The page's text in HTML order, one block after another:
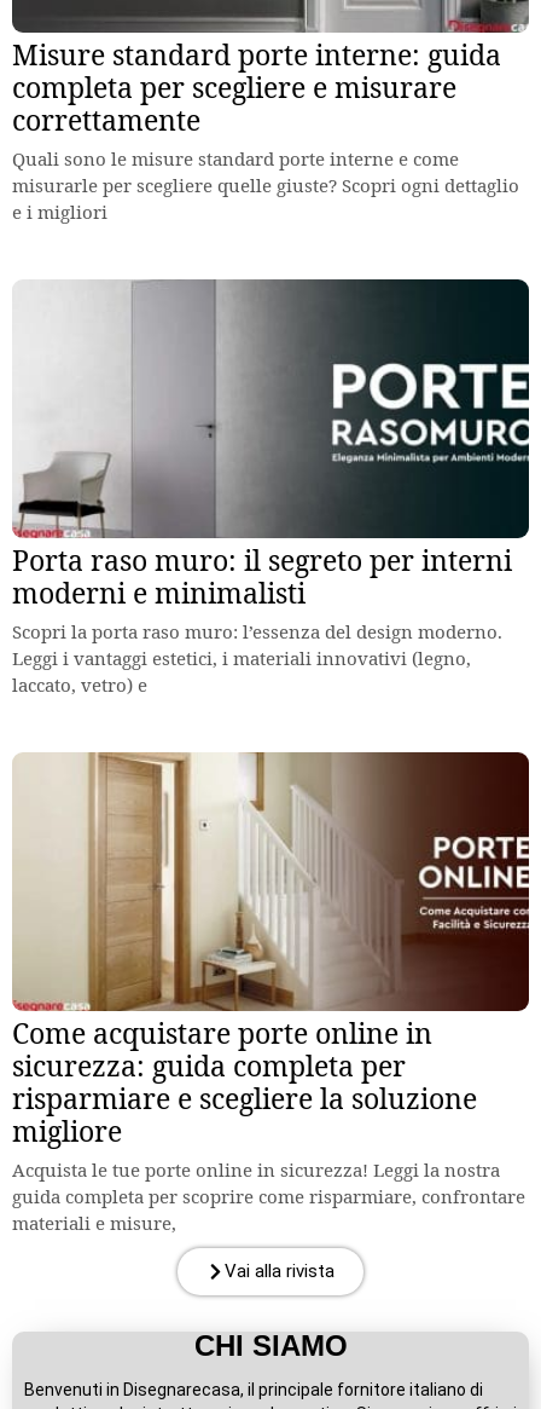
Misure standard porte interne: guida
completa per scegliere e misurare
correttamente
Quali sono le misure standard porte interne e come
misurarle per scegliere quelle giuste? Scopri ogni dettaglio
e i migliori
Porta raso muro: il segreto per interni
moderni e minimalisti
Scopri la porta raso muro: l’essenza del design moderno.
Leggi i vantaggi estetici, i materiali innovativi (legno,
laccato, vetro) e
Come acquistare porte online in
sicurezza: guida completa per
risparmiare e scegliere la soluzione
migliore
Acquista le tue porte online in sicurezza! Leggi la nostra
guida completa per scoprire come risparmiare, confrontare
materiali e misure,
Vai alla rivista
CHI SIAMO
Benvenuti in Disegnarecasa, il principale fornitore italiano di